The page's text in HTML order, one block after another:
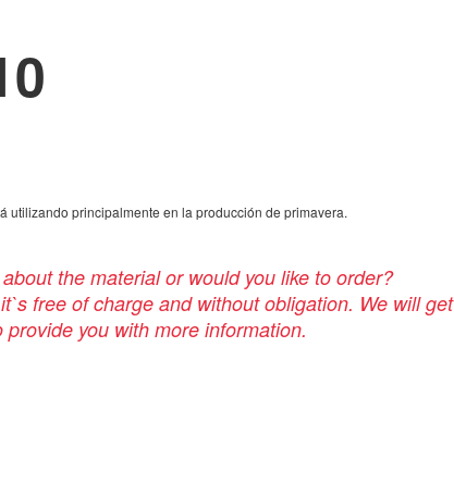
utilizando principalmente en la producción de primavera.
the material or would you like to order?
free of charge and without obligation. We will get
you with more information.